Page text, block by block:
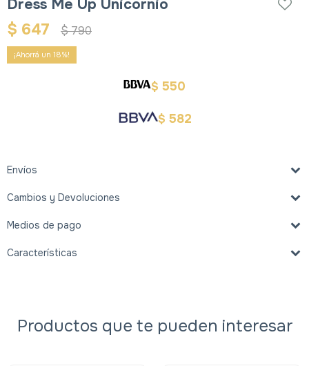
Dress Me Up Unicornio
$ 647 $790
18
$ 550
$ 582
Envíos
Cambios y Devoluciones
Medios de pago
Características
Productos que te pueden interesar